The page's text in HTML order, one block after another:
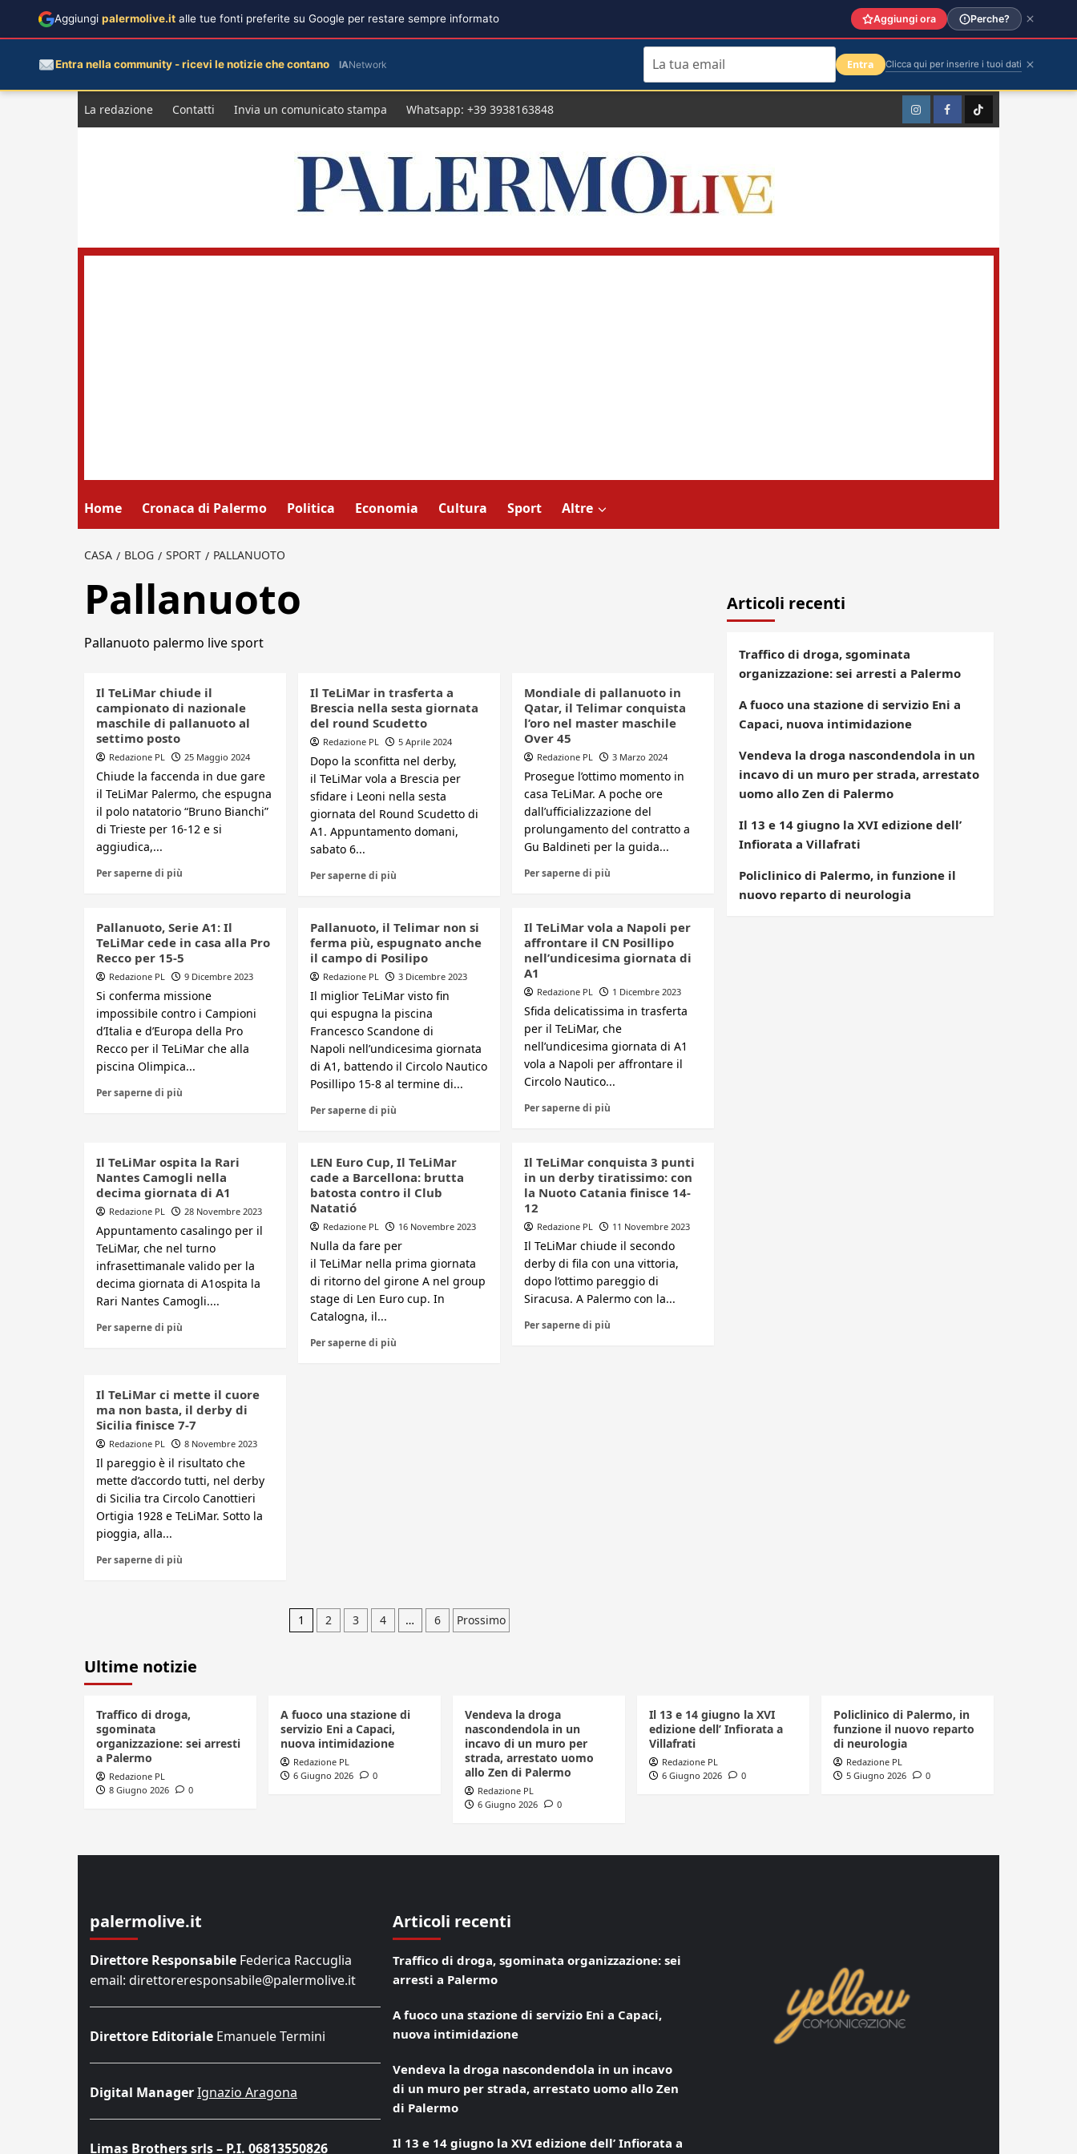
La redazione Contatti Invia un comunicato stampa Whatsapp: +39 3938163848 InstagramFacebookTikTok
Home Cronaca di Palermo Politica Economia Cultura Sport Altre
CASA BLOG SPORT PALLANUOTO
Pallanuoto
Pallanuoto palermo live sport
Il TeLiMar chiude il
campionato di nazionale
maschile di pallanuoto al
settimo posto
Redazione PL 25 Maggio 2024
Chiude la faccenda in due gare
il TeLiMar Palermo, che espugna
il polo natatorio “Bruno Bianchi”
di Trieste per 16-12 e si
aggiudica,...
Per saperne di più
Il TeLiMar in trasferta a
Brescia nella sesta giornata
del round Scudetto
Redazione PL 5 Aprile 2024
Dopo la sconfitta nel derby,
il TeLiMar vola a Brescia per
sfidare i Leoni nella sesta
giornata del Round Scudetto di
A1. Appuntamento domani,
sabato 6...
Per saperne di più
Mondiale di pallanuoto in
Qatar, il Telimar conquista
l’oro nel master maschile
Over 45
Redazione PL 3 Marzo 2024
Prosegue l’ottimo momento in
casa TeLiMar. A poche ore
dall’ufficializzazione del
prolungamento del contratto a
Gu Baldineti per la guida...
Per saperne di più
Pallanuoto, Serie A1: Il
TeLiMar cede in casa alla Pro
Recco per 15-5
Redazione PL 9 Dicembre 2023
Si conferma missione
impossibile contro i Campioni
d’Italia e d’Europa della Pro
Recco per il TeLiMar che alla
piscina Olimpica...
Per saperne di più
Pallanuoto, il Telimar non si
ferma più, espugnato anche
il campo di Posilipo
Redazione PL 3 Dicembre 2023
Il miglior TeLiMar visto fin
qui espugna la piscina
Francesco Scandone di
Napoli nell’undicesima giornata
di A1, battendo il Circolo Nautico
Posillipo 15-8 al termine di...
Per saperne di più
Il TeLiMar vola a Napoli per
affrontare il CN Posillipo
nell’undicesima giornata di
A1
Redazione PL 1 Dicembre 2023
Sfida delicatissima in trasferta
per il TeLiMar, che
nell’undicesima giornata di A1
vola a Napoli per affrontare il
Circolo Nautico...
Per saperne di più
Il TeLiMar ospita la Rari
Nantes Camogli nella
decima giornata di A1
Redazione PL 28 Novembre 2023
Appuntamento casalingo per il
TeLiMar, che nel turno
infrasettimanale valido per la
decima giornata di A1ospita la
Rari Nantes Camogli....
Per saperne di più
LEN Euro Cup, Il TeLiMar
cade a Barcellona: brutta
batosta contro il Club
Natatió
Redazione PL 16 Novembre 2023
Nulla da fare per
il TeLiMar nella prima giornata
di ritorno del girone A nel group
stage di Len Euro cup. In
Catalogna, il...
Per saperne di più
Il TeLiMar conquista 3 punti
in un derby tiratissimo: con
la Nuoto Catania finisce 14-
12
Redazione PL 11 Novembre 2023
Il TeLiMar chiude il secondo
derby di fila con una vittoria,
dopo l’ottimo pareggio di
Siracusa. A Palermo con la...
Per saperne di più
Il TeLiMar ci mette il cuore
ma non basta, il derby di
Sicilia finisce 7-7
Redazione PL 8 Novembre 2023
Il pareggio è il risultato che
mette d’accordo tutti, nel derby
di Sicilia tra Circolo Canottieri
Ortigia 1928 e TeLiMar. Sotto la
pioggia, alla...
Per saperne di più
Paginazione
1 2 3 4 … 6 Prossimo
Articoli recenti
Traffico di droga, sgominata
organizzazione: sei arresti a Palermo
A fuoco una stazione di servizio Eni a
Capaci, nuova intimidazione
Vendeva la droga nascondendola in un
incavo di un muro per strada, arrestato
uomo allo Zen di Palermo
Il 13 e 14 giugno la XVI edizione dell’
Infiorata a Villafrati
Policlinico di Palermo, in funzione il
nuovo reparto di neurologia
Ultime notizie
Traffico di droga,
sgominata
organizzazione: sei arresti
a Palermo
Redazione PL
8 Giugno 2026
0
A fuoco una stazione di
servizio Eni a Capaci,
nuova intimidazione
Redazione PL
6 Giugno 2026
0
Vendeva la droga
nascondendola in un
incavo di un muro per
strada, arrestato uomo
allo Zen di Palermo
Redazione PL
6 Giugno 2026
0
Il 13 e 14 giugno la XVI
edizione dell’ Infiorata a
Villafrati
Redazione PL
6 Giugno 2026
0
Policlinico di Palermo, in
funzione il nuovo reparto
di neurologia
Redazione PL
5 Giugno 2026
0
palermolive.it
Direttore Responsabile Federica Raccuglia
email: direttoreresponsabile@palermolive.it
Direttore Editoriale Emanuele Termini
Digital ManagerIgnazio Aragona
Limas Brothers srls – P.I. 06813550826
Articoli recenti
Traffico di droga, sgominata organizzazione: sei
arresti a Palermo
A fuoco una stazione di servizio Eni a Capaci,
nuova intimidazione
Vendeva la droga nascondendola in un incavo
di un muro per strada, arrestato uomo allo Zen
di Palermo
Il 13 e 14 giugno la XVI edizione dell’ Infiorata a
Aggiungi palermolive.it alle tue fonti preferite su Google per restare sempre informato Aggiungi ora Perche?
Entra nella community - ricevi le notizie che contano IANetwork Entra Clicca qui per inserire i tuoi dati